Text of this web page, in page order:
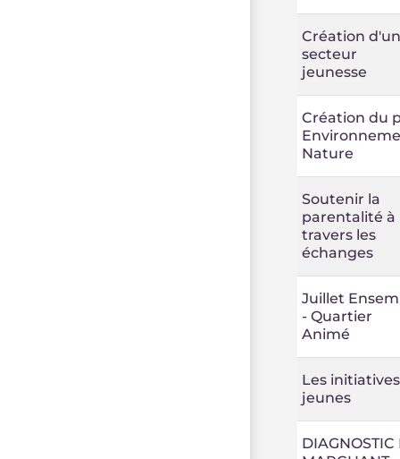
Création d'un
secteur
jeunesse
Création du
Nature
Soutenir la
parentalité à
travers les
échanges
Juillet
- Quartier
Animé
Les initiatives
jeunes
DIAGNOSTIC